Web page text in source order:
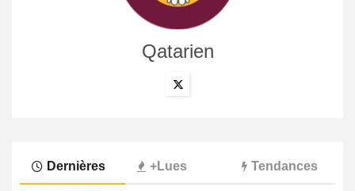
Qatarien
Dernières +Lues Tendances